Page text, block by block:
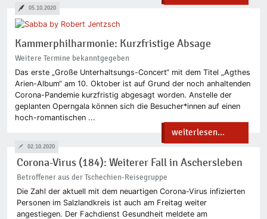
Kammerphilharmonie: Kurzfristige Absage
Weitere Termine bekanntgegeben
Das erste „Große Unterhaltsungs-Concert“ mit dem Titel „Agthes
Arien-Album“ am 10. Oktober ist auf Grund der noch anhaltenden
Corona-Pandemie kurzfristig abgesagt worden. Anstelle der
geplanten Operngala können sich die Besucher*innen auf einen
hoch-romantischen ...
weiterlesen...
05.10.2020
Corona-Virus (184): Weiterer Fall in Aschersleben
Betroffener aus der Tschechien-Reisegruppe
Die Zahl der aktuell mit dem neuartigen Corona-Virus infizierten
Personen im Salzlandkreis ist auch am Freitag weiter
angestiegen. Der Fachdienst Gesundheit meldete am
02.10.2020